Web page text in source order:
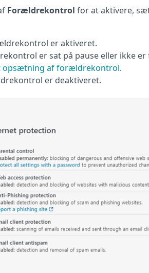
Forældrekontrol for at aktivere,
er aktiveret.
er sat på pause eller ikke
opsætning af forældrekontrol.
er deaktiveret.